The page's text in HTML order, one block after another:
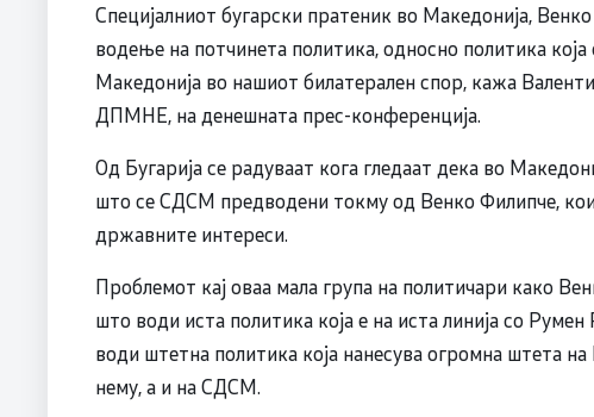
Специјалниот бугарски пратеник во Македонија,
водење на потчинета политика, односно политика
Македонија во нашиот билатерален спор, кажа
ДПМНЕ, на денешната прес-конференција.
Од Бугарија се радуваат кога гледаат дека во
што се СДСМ предводени токму од Венко Филипче, кои
државните интереси.
Проблемот кај оваа мала група на политичари како
што води иста политика која е на иста линија со
води штетна политика која нанесува огромна штета
нему, а и на СДСМ.